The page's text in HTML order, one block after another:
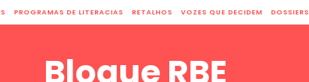
PROGRAMAS DE LITERACIAS RETALHOS VOZES QUE DECIDEM DOSSIERS
Blogue RBE